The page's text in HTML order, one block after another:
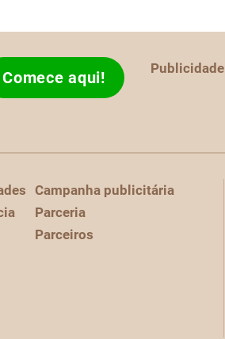
Comece aqui! Publicidade
Campanha publicitária
Parceria
Parceiros